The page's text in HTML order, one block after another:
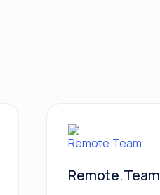
Remote.Team